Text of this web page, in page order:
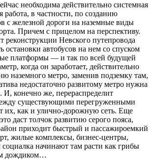
необходима действительно системная
работа, в частности, по созданию
с железной дороги на наземные виды
Причем с прицелом на перспективу.
реконструкции Невского путепровода
остановки автобусов на нем со спуском
платформы — и так по всей будущей
когда он заработает, действительно
наземного метро, заменив подземку там,
недостаточно развитому метро нужна
И, конечно же, перераспределит
существующими перегруженными
их, как и улично-дорожную сеть. Еще
даст толчок развитию серого пояса,
приходит быстрый и пассажироемкий
жилые комплексы, бизнес-центры,
начинают там расти как грибы
дождиком…